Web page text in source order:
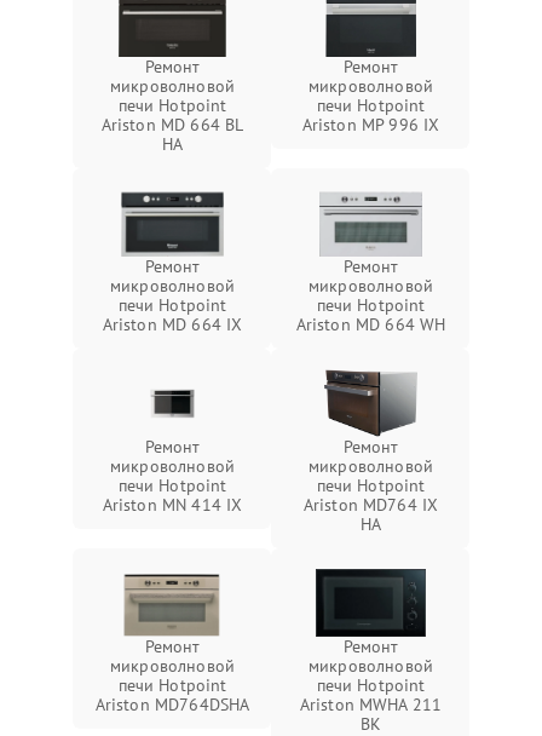
Ремонт
микроволновой
печи Hotpoint
Ariston MD 664 BL
HA
Ремонт
микроволновой
печи Hotpoint
Ariston MP 996 IX
Ремонт
микроволновой
печи Hotpoint
Ariston MD 664 IX
Ремонт
микроволновой
печи Hotpoint
Ariston MD 664 WH
Ремонт
микроволновой
печи Hotpoint
Ariston MN 414 IX
Ремонт
микроволновой
печи Hotpoint
Ariston MD764 IX
HA
Ремонт
микроволновой
печи Hotpoint
Ariston MD764DSHA
Ремонт
микроволновой
печи Hotpoint
Ariston MWHA 211
BK